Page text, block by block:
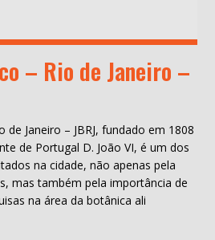
– Rio de Janeiro –
de Janeiro – JBRJ, fundado em 1808
de Portugal D. João VI, é um dos
na cidade, não apenas pela
mas também pela importância de
na área da botânica ali